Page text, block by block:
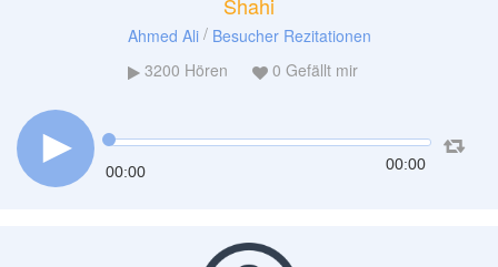
Ahmed Ali/ Besucher Rezitationen
3200 Hören 0 Gefällt mir
00:00 00:00